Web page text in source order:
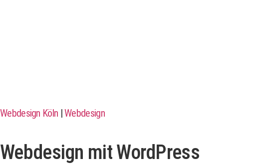
Webdesign Köln |Webdesign
Webdesign mit WordPress